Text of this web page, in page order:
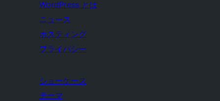
WordPress とは
ニュース
ホスティング
プライバシー
ショーケース
テーマ